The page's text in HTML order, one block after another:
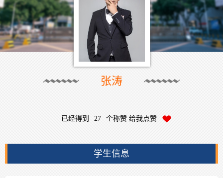
张涛
已经得到 27 个称赞 给我点赞
学生信息